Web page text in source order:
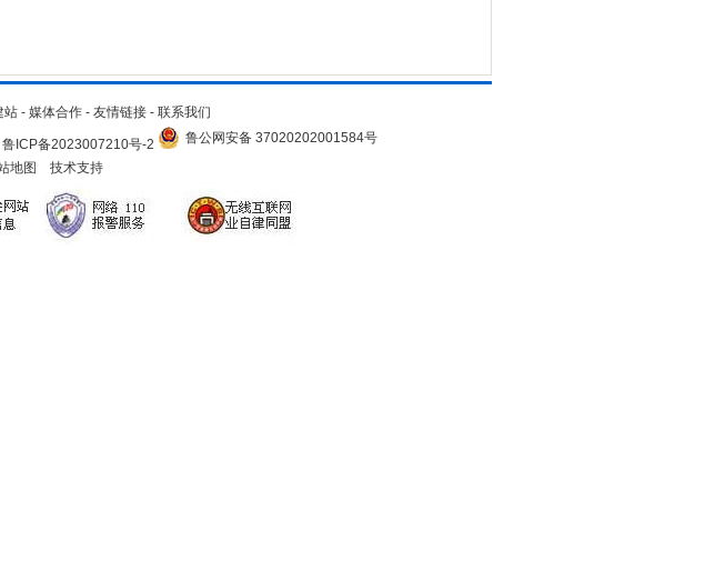
站 - 媒体合作 - 友情链接 - 联系我们
鲁ICP备2023007210号-2
鲁公网安备 37020202001584号
地图 技术支持